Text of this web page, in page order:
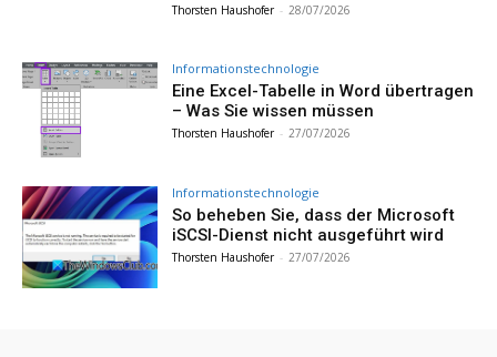
Thorsten Haushofer - 28/07/2026
Informationstechnologie
Eine Excel-Tabelle in Word übertragen
– Was Sie wissen müssen
Thorsten Haushofer - 27/07/2026
Informationstechnologie
So beheben Sie, dass der Microsoft
iSCSI-Dienst nicht ausgeführt wird
Thorsten Haushofer - 27/07/2026